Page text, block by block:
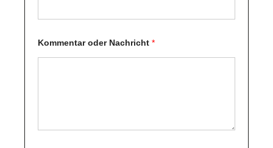
o
Kommentar oder Nachricht*